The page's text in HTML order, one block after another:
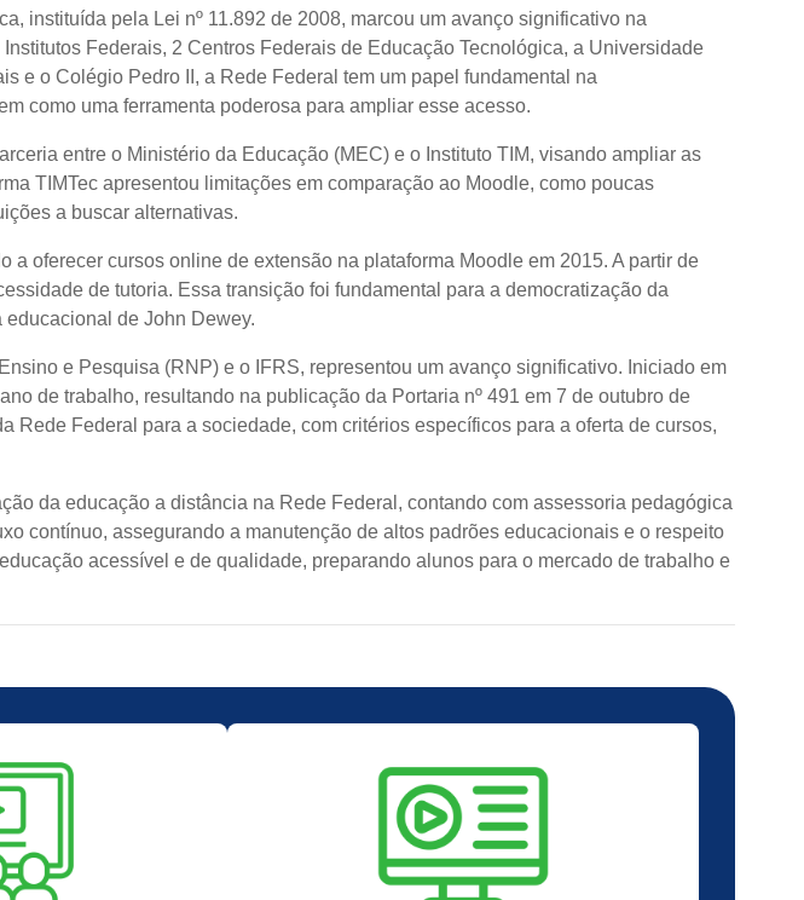
instituída pela Lei nº 11.892 de 2008, marcou um avanço significativo na
Federais, 2 Centros Federais de Educação Tecnológica, a Universidade
e o Colégio Pedro II, a Rede Federal tem um papel fundamental na
como uma ferramenta poderosa para ampliar esse acesso.
entre o Ministério da Educação (MEC) e o Instituto TIM, visando ampliar as
TIMTec apresentou limitações em comparação ao Moodle, como poucas
a buscar alternativas.
oferecer cursos online de extensão na plataforma Moodle em 2015. A partir de
de tutoria. Essa transição foi fundamental para a democratização da
de John Dewey.
e Pesquisa (RNP) e o IFRS, representou um avanço significativo. Iniciado em
de trabalho, resultando na publicação da Portaria nº 491 em 7 de outubro de
Federal para a sociedade, com critérios específicos para a oferta de cursos,
da educação a distância na Rede Federal, contando com assessoria pedagógica
contínuo, assegurando a manutenção de altos padrões educacionais e o respeito
acessível e de qualidade, preparando alunos para o mercado de trabalho e